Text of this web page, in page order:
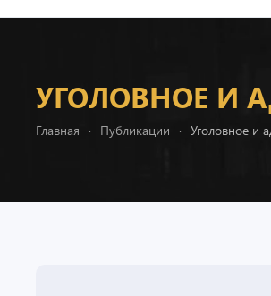
УГОЛОВНОЕ И
Главная Публикации Уголовное и